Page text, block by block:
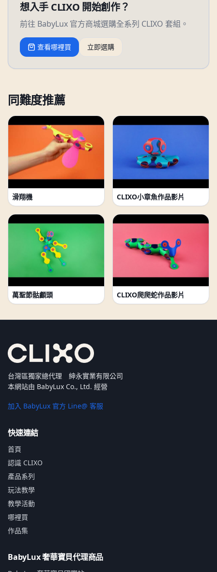
想入手 CLIXO 開始創作？
前往 BabyLux 官方商城選購全系列 CLIXO 套組。
查看哪裡買 立即選購
同難度推薦
滑翔機 CLIXO小章魚作品影片
萬聖節骷顱頭 CLIXO爬爬蛇作品影片
台灣區獨家總代理 紳永實業有限公司
本網站由 BabyLux Co., Ltd. 經營
加入 BabyLux 官方 Line@ 客服
快速連結
首頁
認識 CLIXO
產品系列
玩法教學
教學活動
哪裡買
作品集
BabyLux 奢華寶貝代理商品